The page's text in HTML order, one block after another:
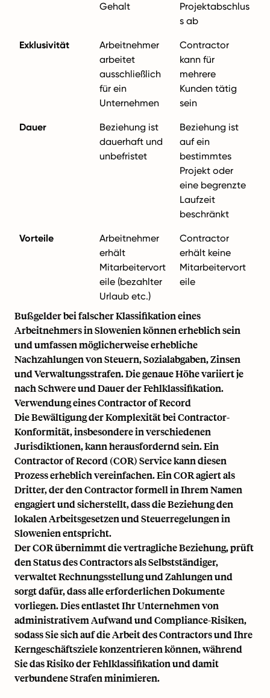
Gehalt
Projektabschlus
s ab
Exklusivität
Arbeitnehmer
arbeitet
ausschließlich
für ein
Unternehmen
Contractor
kann für
mehrere
Kunden tätig
sein
Dauer
Beziehung ist
dauerhaft und
unbefristet
Beziehung ist
auf ein
bestimmtes
Projekt oder
eine begrenzte
Laufzeit
beschränkt
Vorteile
Arbeitnehmer
erhält
Mitarbeitervort
eile (bezahlter
Urlaub etc.)
Contractor
erhält keine
Mitarbeitervort
eile
Bußgelder bei falscher Klassifikation eines
Arbeitnehmers in Slowenien können erheblich sein
und umfassen möglicherweise erhebliche
Nachzahlungen von Steuern, Sozialabgaben, Zinsen
und Verwaltungsstrafen. Die genaue Höhe variiert je
nach Schwere und Dauer der Fehlklassifikation.
Verwendung eines Contractor of Record
Die Bewältigung der Komplexität bei Contractor-
Konformität, insbesondere in verschiedenen
Jurisdiktionen, kann herausfordernd sein. Ein
Contractor of Record (COR) Service kann diesen
Prozess erheblich vereinfachen. Ein COR agiert als
Dritter, der den Contractor formell in Ihrem Namen
engagiert und sicherstellt, dass die Beziehung den
lokalen Arbeitsgesetzen und Steuerregelungen in
Slowenien entspricht.
Der COR übernimmt die vertragliche Beziehung, prüft
den Status des Contractors als Selbstständiger,
verwaltet Rechnungsstellung und Zahlungen und
sorgt dafür, dass alle erforderlichen Dokumente
vorliegen. Dies entlastet Ihr Unternehmen von
administrativem Aufwand und Compliance-Risiken,
sodass Sie sich auf die Arbeit des Contractors und Ihre
Kerngeschäftsziele konzentrieren können, während
Sie das Risiko der Fehlklassifikation und damit
verbundene Strafen minimieren.